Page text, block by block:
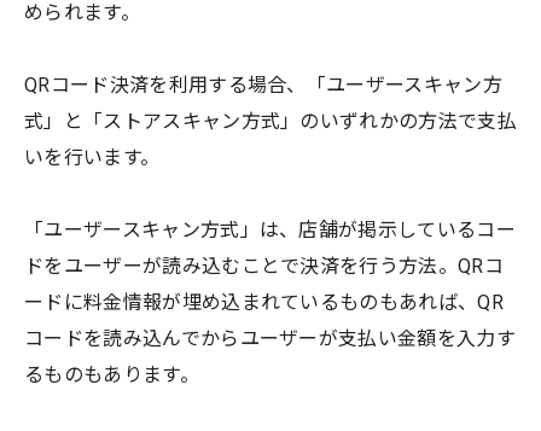
められます。
QRコード決済を利用する場合、「ユーザースキャン方
式」と「ストアスキャン方式」のいずれかの方法で支払
いを行います。
「ユーザースキャン方式」は、店舗が掲示しているコー
ドをユーザーが読み込むことで決済を行う方法。QRコ
ードに料金情報が埋め込まれているものもあれば、QR
コードを読み込んでからユーザーが支払い金額を入力す
るものもあります。